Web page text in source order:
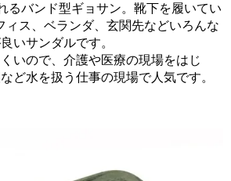
るバンド型ギョサン。靴下を履いてい
ィス、ベランダ、玄関先などいろんな
いサンダルです。
いので、介護や医療の現場をはじ
ど水を扱う仕事の現場で人気です。